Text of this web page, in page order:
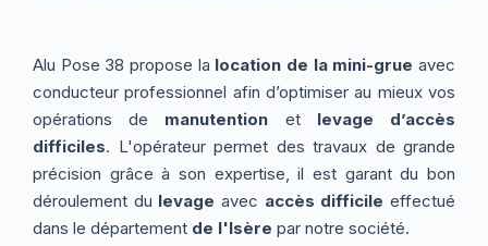
Alu Pose 38 propose la location de la mini-grue avec
conducteur professionnel afin d’optimiser au mieux vos
opérations de manutention etlevage d’accès
difficiles. L'opérateur permet des travaux de grande
précision grâce à son expertise, il est garant du bon
déroulement du levage avec accès difficileeffectué
dans le département de l'Isère par notre société.